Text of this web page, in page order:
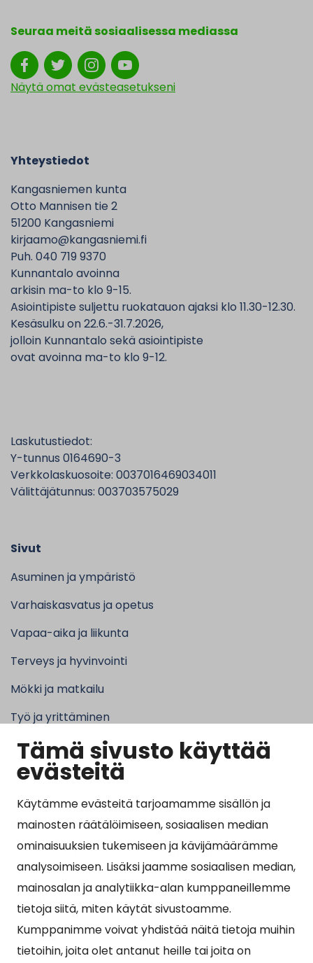
Tämä sivusto käyttää
evästeitä
Käytämme evästeitä tarjoamamme sisällön ja
mainosten räätälöimiseen, sosiaalisen median
ominaisuuksien tukemiseen ja kävijämäärämme
analysoimiseen. Lisäksi jaamme sosiaalisen median,
mainosalan ja analytiikka-alan kumppaneillemme
tietoja siitä, miten käytät sivustoamme.
Kumppanimme voivat yhdistää näitä tietoja muihin
tietoihin, joita olet antanut heille tai joita on
Seuraa meitä sosiaalisessa mediassa
Näytä omat evästeasetukseni
Yhteystiedot
Kangasniemen kunta
Otto Mannisen tie 2
51200 Kangasniemi
kirjaamo@kangasniemi.fi
Puh. 040 719 9370
Kunnantalo avoinna
arkisin ma-to klo 9-15.
Asiointipiste suljettu ruokatauon ajaksi klo 11.30-12.30.
Kesäsulku on 22.6.-31.7.2026,
jolloin Kunnantalo sekä asiointipiste
ovat avoinna ma-to klo 9-12.
Laskutustiedot:
Y-tunnus 0164690-3
Verkkolaskuosoite: 0037016469034011
Välittäjätunnus: 003703575029
Sivut
Asuminen ja ympäristö
Varhaiskasvatus ja opetus
Vapaa-aika ja liikunta
Terveys ja hyvinvointi
Mökki ja matkailu
Työ ja yrittäminen
Kunta ja hallinto
Suosituimmat sivut
Esityslistat, pöytäkirjat, viranhaltijapäätökset ja
kuulutukset
Tietoa ja ohjeistusta koronavirukseen liittyen
Asiointipiste
Sähköinen asiointi